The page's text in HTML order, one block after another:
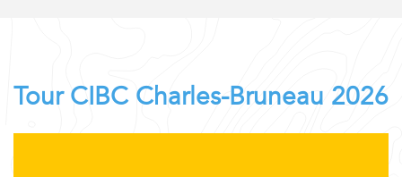
Tour CIBC Charles-Bruneau 2026